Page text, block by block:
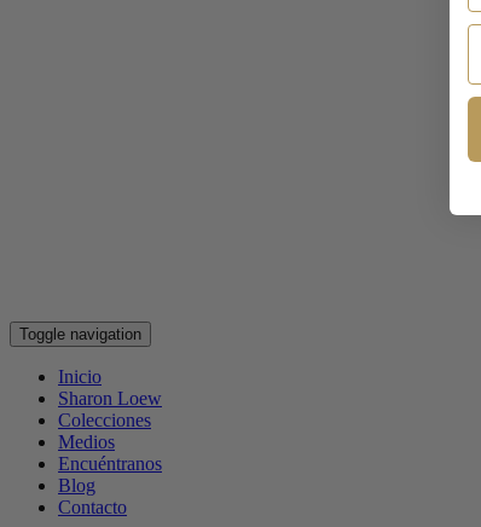
Toggle navigation
Inicio
Sharon Loew
Colecciones
Medios
Encuéntranos
Blog
Contacto